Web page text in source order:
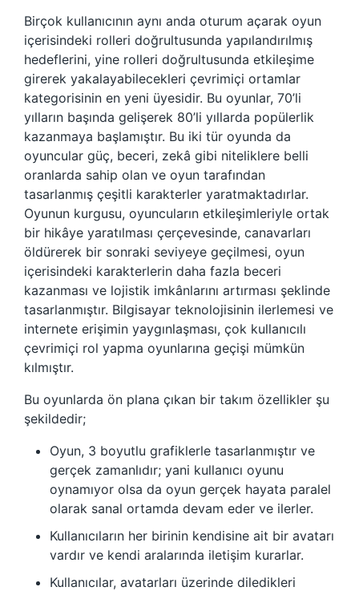
Birçok kullanıcının aynı anda oturum açarak oyun
içerisindeki rolleri doğrultusunda yapılandırılmış
hedeflerini, yine rolleri doğrultusunda etkileşime
girerek yakalayabilecekleri çevrimiçi ortamlar
kategorisinin en yeni üyesidir. Bu oyunlar, 70’li
yılların başında gelişerek 80’li yıllarda popülerlik
kazanmaya başlamıştır. Bu iki tür oyunda da
oyuncular güç, beceri, zekâ gibi niteliklere belli
oranlarda sahip olan ve oyun tarafından
tasarlanmış çeşitli karakterler yaratmaktadırlar.
Oyunun kurgusu, oyuncuların etkileşimleriyle ortak
bir hikâye yaratılması çerçevesinde, canavarları
öldürerek bir sonraki seviyeye geçilmesi, oyun
içerisindeki karakterlerin daha fazla beceri
kazanması ve lojistik imkânlarını artırması şeklinde
tasarlanmıştır. Bilgisayar teknolojisinin ilerlemesi ve
internete erişimin yaygınlaşması, çok kullanıcılı
çevrimiçi rol yapma oyunlarına geçişi mümkün
kılmıştır.
Bu oyunlarda ön plana çıkan bir takım özellikler şu
şekildedir;
Oyun, 3 boyutlu grafiklerle tasarlanmıştır ve
gerçek zamanlıdır; yani kullanıcı oyunu
oynamıyor olsa da oyun gerçek hayata paralel
olarak sanal ortamda devam eder ve ilerler.
Kullanıcıların her birinin kendisine ait bir avatarı
vardır ve kendi aralarında iletişim kurarlar.
Kullanıcılar, avatarları üzerinde diledikleri